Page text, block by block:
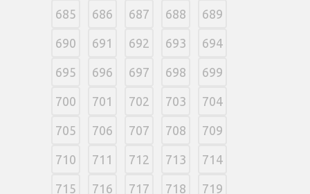
685 686 687 688 689
690 691 692 693 694
695 696 697 698 699
700 701 702 703 704
705 706 707 708 709
710 711 712 713 714
715 716 717 718 719